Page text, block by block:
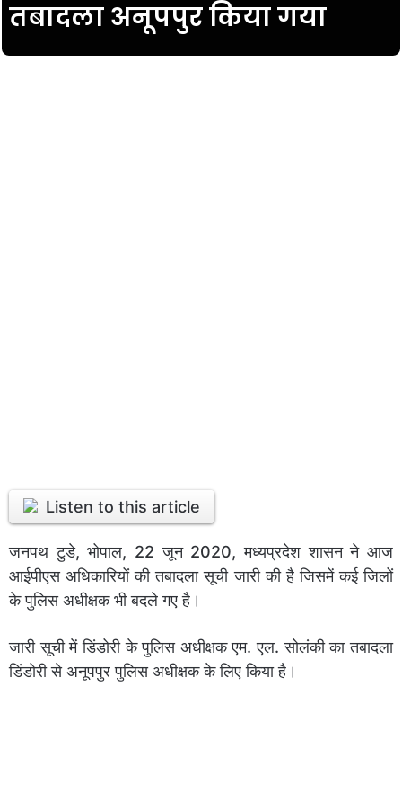
तबादला अनूपपुर किया गया
Listen to this article
जनपथ टुडे, भोपाल, 22 जून 2020, मध्यप्रदेश शासन ने आज
आईपीएस अधिकारियों की तबादला सूची जारी की है जिसमें कई जिलों
के पुलिस अधीक्षक भी बदले गए है।
जारी सूची में डिंडोरी के पुलिस अधीक्षक एम. एल. सोलंकी का तबादला
डिंडोरी से अनूपपुर पुलिस अधीक्षक के लिए किया है।